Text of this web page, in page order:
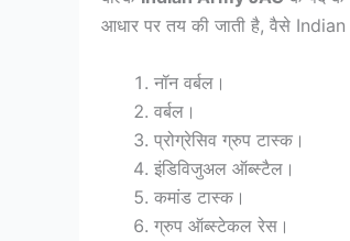
आधार पर तय की जाती है, वैसे
नॉन वर्बल।
वर्बल।
प्रोग्रेसिव ग्रुप टास्क।
इंडिविजुअल ऑब्स्टैल।
कमांड टास्क।
ग्रुप ऑब्स्टेकल रेस।